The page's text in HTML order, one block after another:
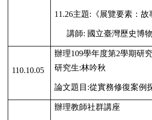
11.26主題: 《展覽要素：故
講師: 國立臺灣歷史博
110.10.05
辦理109學年度第2學期研
研究生:林吟秋
論文題目 :從實務修復案例
辦理教師社群講座